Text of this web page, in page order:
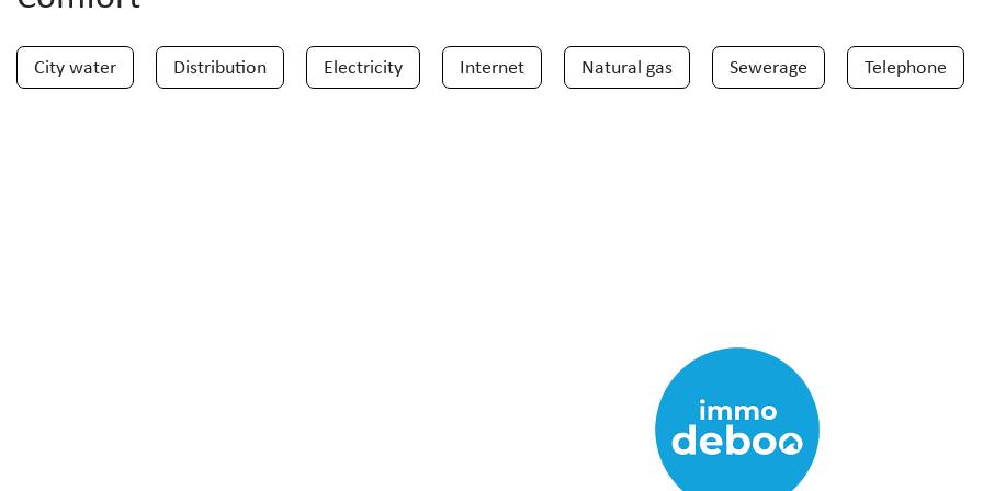
City water Distribution Electricity Internet Natural gas Sewerage Telephone